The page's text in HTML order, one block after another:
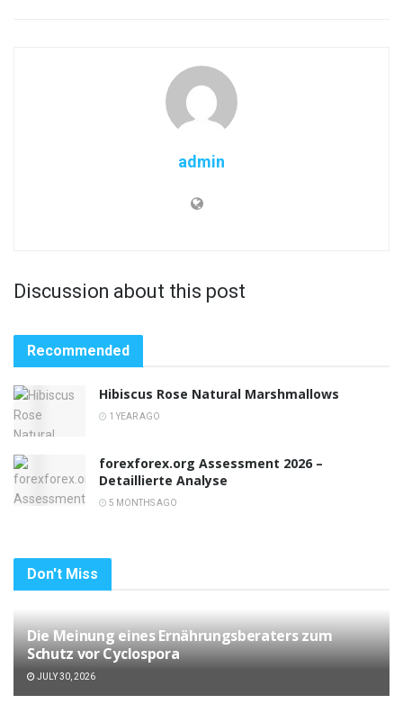
admin
Discussion about this post
Recommended
Hibiscus Rose Natural Marshmallows
1 YEAR AGO
forexforex.org Assessment 2026 –
Detaillierte Analyse
5 MONTHS AGO
Don't Miss
Die Meinung eines Ernährungsberaters zum
Schutz vor Cyclospora
JULY 30, 2026